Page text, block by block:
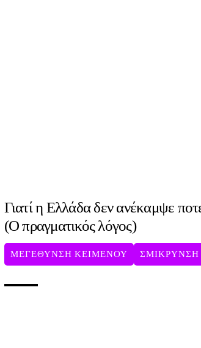
Γιατί η Ελλάδα δεν ανέκαμψε
(Ο πραγματικός λόγος)
ΜΕΓΕΘΥΝΣΗ ΚΕΙΜΕΝΟΥ